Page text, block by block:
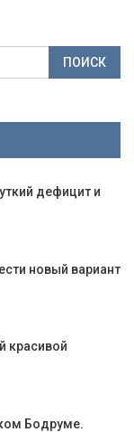
дефицит и
новый вариант
красивой
Бодруме.